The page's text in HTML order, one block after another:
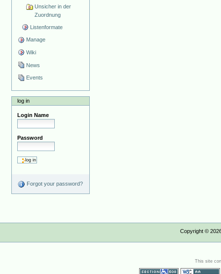
Unsicher in der
Zuordnung
Listenformate
Manage
Wiki
News
Events
log in
Login Name
Password
Forgot your password?
Copyright ©
This site